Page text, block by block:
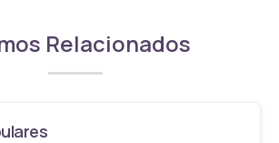
Relacionados